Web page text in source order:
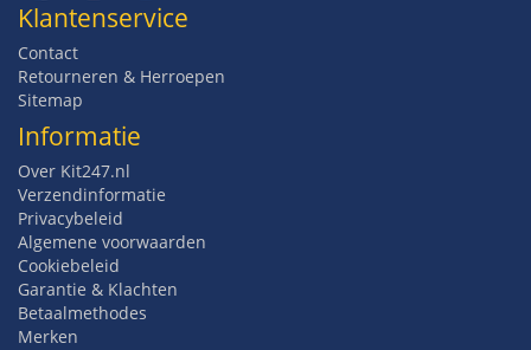
Klantenservice
Contact
Retourneren & Herroepen
Sitemap
Informatie
Over Kit247.nl
Verzendinformatie
Privacybeleid
Algemene voorwaarden
Cookiebeleid
Garantie & Klachten
Betaalmethodes
Merken